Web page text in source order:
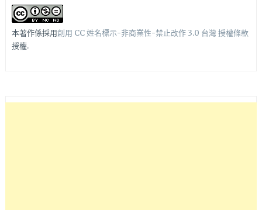
本著作係採用創用 CC 姓名標示-非商業性-禁止改作 3.0 台灣 授權條款
授權.